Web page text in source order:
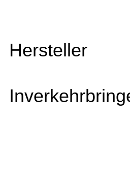
Hersteller